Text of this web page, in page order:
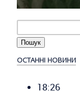
ОСТАННІ НОВИНИ
18:26